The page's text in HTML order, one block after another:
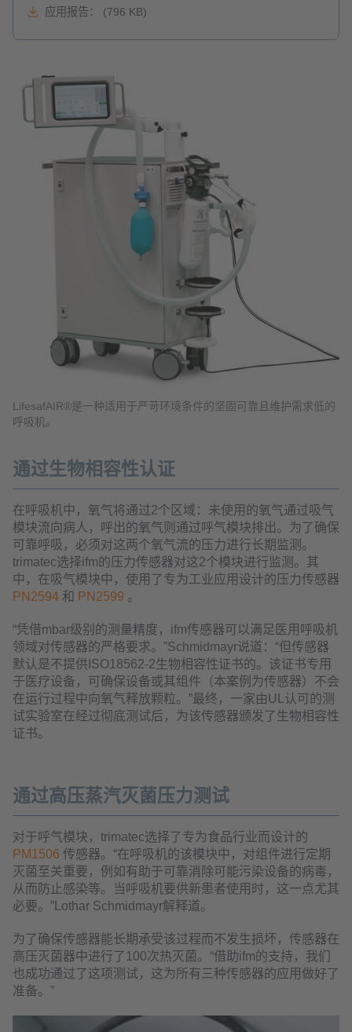
应用报告： (796 KB)
LifesafAIR®是一种适用于严苛环境条件的坚固可靠且维护需求低的
呼吸机。
通过生物相容性认证
在呼吸机中，氧气将通过2个区域：未使用的氧气通过吸气
模块流向病人，呼出的氧气则通过呼气模块排出。为了确保
可靠呼吸，必须对这两个氧气流的压力进行长期监测。
trimatec选择ifm的压力传感器对这2个模块进行监测。其
中，在吸气模块中，使用了专为工业应用设计的压力传感器
PN2594 和 PN2599 。
“凭借mbar级别的测量精度，ifm传感器可以满足医用呼吸机
领域对传感器的严格要求。”Schmidmayr说道：“但传感器
默认是不提供ISO18562-2生物相容性证书的。该证书专用
于医疗设备，可确保设备或其组件（本案例为传感器）不会
在运行过程中向氧气释放颗粒。”最终，一家由UL认可的测
试实验室在经过彻底测试后，为该传感器颁发了生物相容性
证书。
通过高压蒸汽灭菌压力测试
对于呼气模块，trimatec选择了专为食品行业而设计的
PM1506 传感器。“在呼吸机的该模块中，对组件进行定期
灭菌至关重要，例如有助于可靠消除可能污染设备的病毒，
从而防止感染等。当呼吸机要供新患者使用时，这一点尤其
必要。”Lothar Schmidmayr解释道。
为了确保传感器能长期承受该过程而不发生损坏，传感器在
高压灭菌器中进行了100次热灭菌。“借助ifm的支持，我们
也成功通过了这项测试，这为所有三种传感器的应用做好了
准备。”